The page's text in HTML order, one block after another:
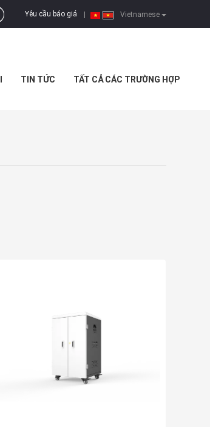
Vietnamese
Yêu cầu báo giá
TIN TỨC TẤT CẢ CÁC TRƯỜNG HỢP